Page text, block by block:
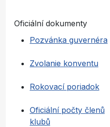
Oficiální dokumenty
Pozvánka guvernéra
Zvolanie konventu
Rokovací poriadok
Oficiální počty členů
klubů